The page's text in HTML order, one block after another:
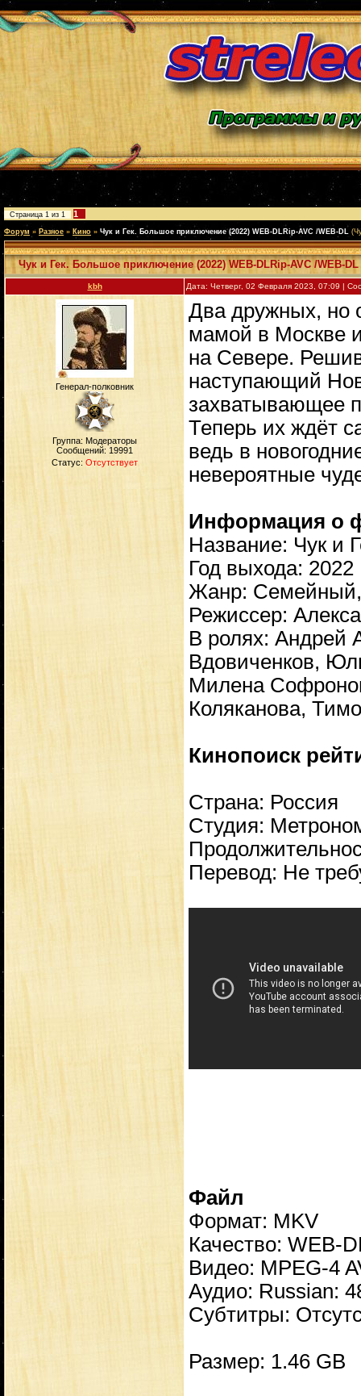
Страница 1 из 1 1
Форум » Разное » Кино » Чук и Гек. Большое приключение (2022) WEB-DLRip-AVC /WEB-DL
Чук и Гек. Большое приключение (2022) WEB-DLRip-AVC /WEB-DL
kbh Дата: Четверг, 02 Февраля 2023, 07:09 |
Генерал-полковник
Группа: Модераторы
Сообщений: 19991
Статус: Отсутствует
Два дружных, но
мамой в Москве
на Севере.
наступающий
захватывающее
Теперь их ждёт
ведь в
невероятные
Информация о
Название: Чук и
Год выхода: 2022
Жанр:
Режиссер:
В ролях: Андрей
Вдовиченков,
Милена
Коляканова,
Кинопоиск
Страна: Россия
Студия:
Перевод: Не
Файл
Формат: MKV
Качество: WEB-
Видео: MPEG-4
Аудио: Russian:
Субтитры:
Размер: 1.46 GB